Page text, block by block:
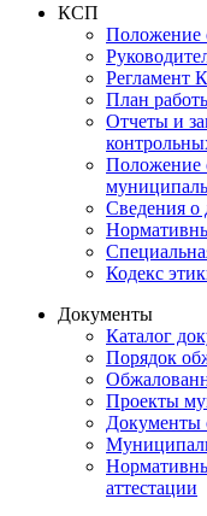
КСП
Регламент
План
Отчеты и
Положение
Сведения о
Кодекс
Документы
Каталог
Порядок
Проекты
Документы
аттестации